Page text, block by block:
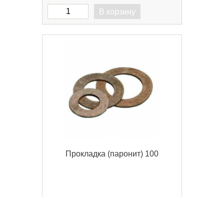
В корзину
Прокладка (паронит) 100